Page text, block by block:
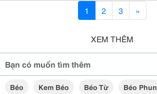
1 2 3 »
XEM THÊM
Bạn có muốn tìm thêm
Béo Kem Béo Béo Từ Béo Phun